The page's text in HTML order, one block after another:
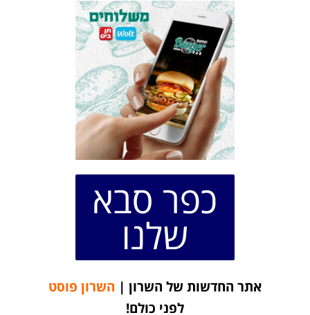
כפר סבא
שלנו
אתר החדשות של השרון | השרון פוסט
לפני כולם!